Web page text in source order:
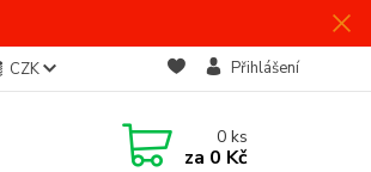
CZK Přihlášení
0ks
za 0 Kč